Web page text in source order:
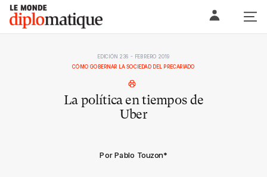
Skip
content
Le monde diplomatique
EDICIÓN 236 - FEBRERO 2019
CÓMO GOBERNAR LA SOCIEDAD DEL PRECARIADO
La política en tiempos de
Uber
Por Pablo Touzon*